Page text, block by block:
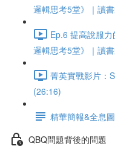
邏輯思考5堂》｜讀
Ep.6 提高說服
邏輯思考5堂》｜讀
菁英實戰影片：
(26:16)
精華簡報&全息
QBQ問題背後的問題